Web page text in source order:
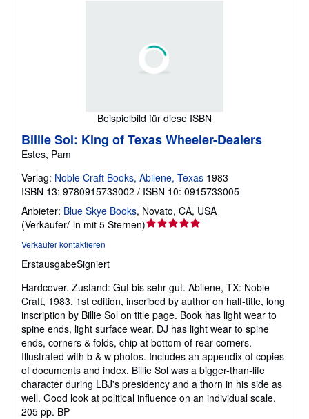
Beispielbild für diese ISBN
Billie Sol: King of Texas Wheeler-Dealers
Estes, Pam
Verlag: Noble Craft Books, Abilene, Texas 1983
ISBN 13: 9780915733002 / ISBN 10: 0915733005
Anbieter: Blue Skye Books, Novato, CA, USA
(Verkäufer/-in mit 5 Sternen)Verkäuferbewertung
Verkäufer kontaktieren
ErstausgabeSigniert
Hardcover. Zustand: Gut bis sehr gut. Abilene, TX: Noble
Craft, 1983. 1st edition, inscribed by author on half-title, long
inscription by Billie Sol on title page. Book has light wear to
spine ends, light surface wear. DJ has light wear to spine
ends, corners & folds, chip at bottom of rear corners.
Illustrated with b & w photos. Includes an appendix of copies
of documents and index. Billie Sol was a bigger-than-life
character during LBJ's presidency and a thorn in his side as
well. Good look at political influence on an individual scale.
205 pp. BP